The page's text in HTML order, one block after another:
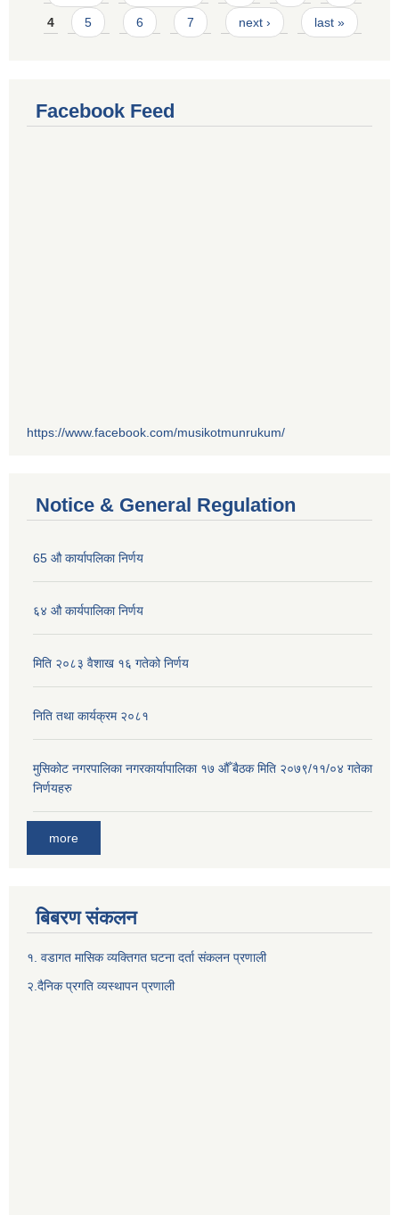
4 5 6 7 next › last »
Facebook Feed
https://www.facebook.com/musikotmunrukum/
Notice & General Regulation
65 औ कार्यापलिका निर्णय
६४ औ कार्यपालिका निर्णय
मिति २०८३ वैशाख १६ गतेको निर्णय
निति तथा कार्यक्रम २०८१
मुसिकोट नगरपालिका नगरकार्यापालिका १७ औँ बैठक मिति २०७९/११/०४ गतेका
निर्णयहरु
more
बिबरण संकलन
१. वडागत मासिक व्यक्तिगत घटना दर्ता संकलन प्रणाली
२.दैनिक प्रगति व्यस्थापन प्रणाली